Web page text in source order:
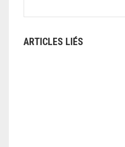
ARTICLES LIÉS